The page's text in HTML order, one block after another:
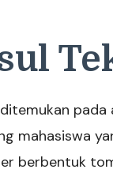
mahasiswa
berbentuk